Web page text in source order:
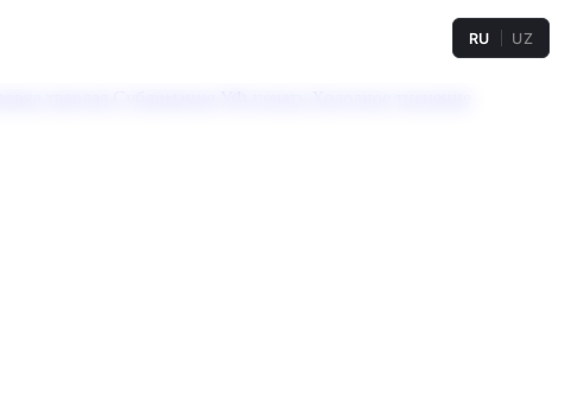
RU UZ